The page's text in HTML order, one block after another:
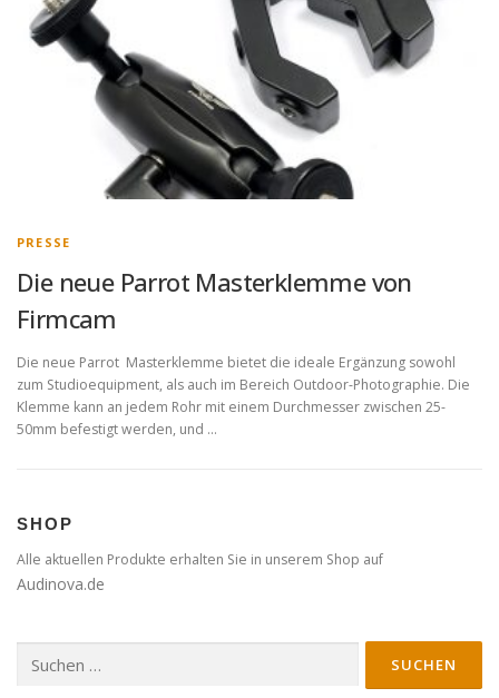
PRESSE
Die neue Parrot Masterklemme von
Firmcam
Die neue Parrot Masterklemme bietet die ideale Ergänzung sowohl
zum Studioequipment, als auch im Bereich Outdoor-Photographie. Die
Klemme kann an jedem Rohr mit einem Durchmesser zwischen 25-
50mm befestigt werden, und …
SHOP
Alle aktuellen Produkte erhalten Sie in unserem Shop auf
Audinova.de
nach: